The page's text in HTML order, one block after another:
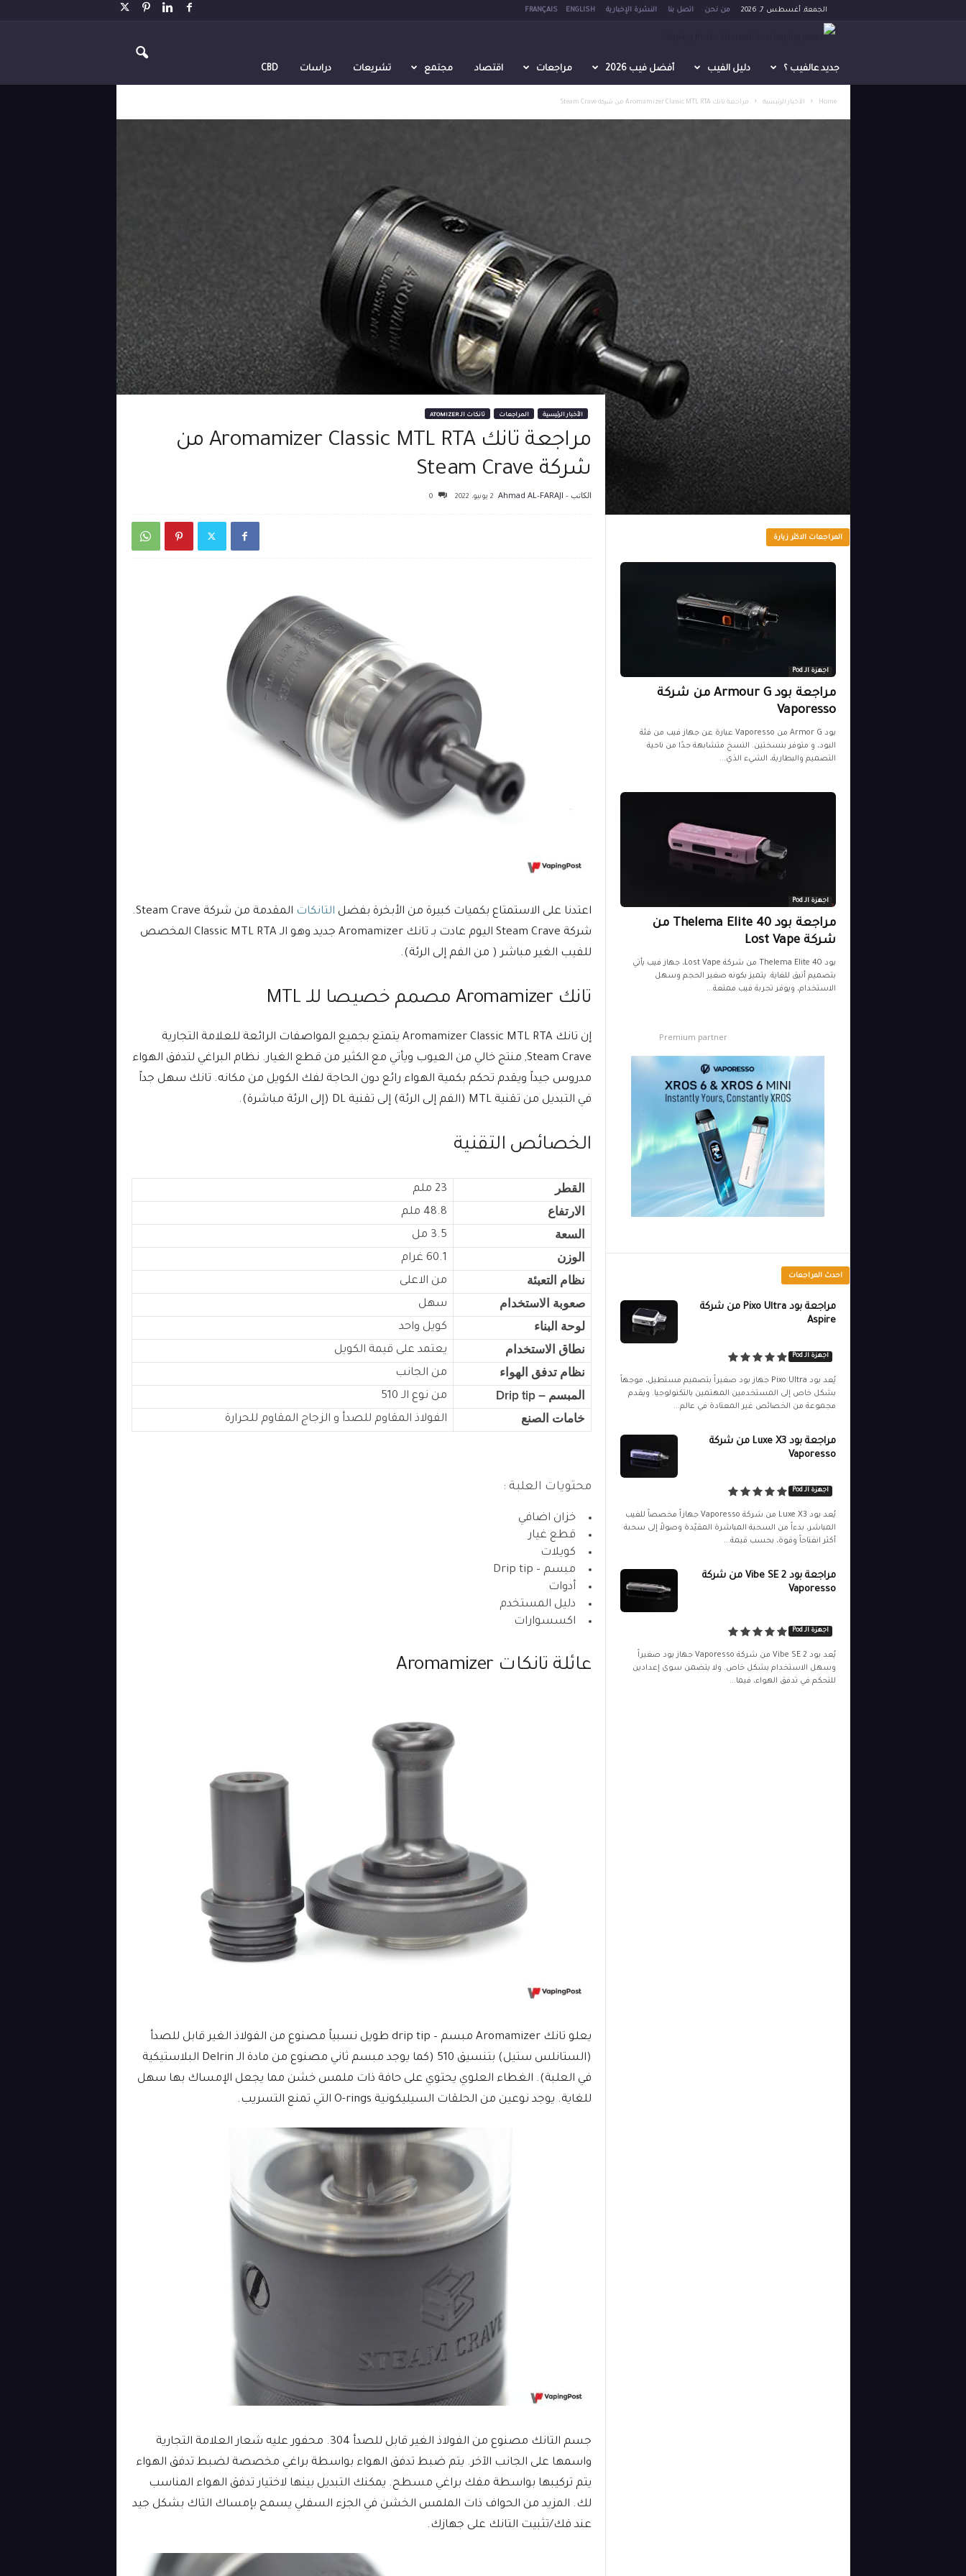
الجمعة, أغسطس 7, 2026 من نحن اتصل بنا النشرة الإخبارية ENGLISH
FRANÇAIS
a
p
t
CBD دراسات تشريعات مجتمع اقتصاد مراجعات أفضل فيب 2026 دليل الفيب جديد عالفيب ؟
Home الأخبار الرئيسية مراجعة تانك Aromamizer Classic MTL RTA من شركة Steam Crave
الأخبار الرئيسية المراجعات تانكات الـ ATOMIZER
مراجعة تانك Aromamizer Classic MTL RTA من
شركة Steam Crave
الكاتب - Ahmad AL-FARAJI 2 يونيو، 2022 0
اعتدنا على الاستمتاع بكميات كبيرة من الأبخرة بفضل التانكات
المقدمة من شركة Steam Crave.
شركة Steam Crave اليوم عادت بـ تانك Aromamizer جديد وهو الـ Classic MTL RTA المخصص
للفيب الغير مباشر ( من الفم إلى الرئة).
تانك Aromamizer مصمم خصيصا للـ MTL
إن تانك Aromamizer Classic MTL RTA يتمتع بجميع المواصفات الرائعة للعلامة التجارية
Steam Crave, منتج خالي من العيوب ويأتي مع الكثير من قطع الغيار. نظام البراغي لتدفق الهواء
مدروس جيداً ويقدم تحكم بكمية الهواء رائع دون الحاجة لفك الكويل من مكانه. تانك سهل جداً
في التبديل من تقنية MTL (الفم إلى الرئة) إلى تقنية DL (إلى الرئة مباشرة).
الخصائص التقنية
القطر 23 ملم
الارتفاع 48.8 ملم
السعة 3.5 مل
الوزن 60.1 غرام
نظام التعبئة من الاعلى
صعوبة الاستخدام سهل
لوحة البناء كويل واحد
نطاق الاستخدام يعتمد على قيمة الكويل
نظام تدفق الهواء من الجانب
المبسم – Drip tip من نوع الـ 510
خامات الصنع الفولاذ المقاوم للصدأ و الزجاج المقاوم للحرارة
محتويات العلبة :
خزان اضافي
قطع غيار
كويلات
مبسم – Drip tip
أدوات
دليل المستخدم
اكسسوارات
عائلة تانكات Aromamizer
يعلو تانك Aromamizer مبسم – drip tip طويل نسبياً مصنوع من الفولاذ الغير قابل للصدأ
(الستانلس ستيل) بتنسيق 510 (كما يوجد مبسم ثاني مصنوع من مادة الـ Delrin البلاستيكية
في العلبة). الغطاء العلوي يحتوي على حافة ذات ملمس خشن مما يجعل الإمساك بها سهل
للغاية. يوجد نوعين من الحلقات السيليكونية O-rings التي تمنع التسريب .
جسم التانك مصنوع من الفولاذ الغير قابل للصدأ 304. محفور عليه شعار العلامة التجارية
واسمها على الجانب الآخر. يتم ضبط تدفق الهواء بواسطة براغي مخصصة لضبط تدفق الهواء
يتم تركيبها بواسطة مفك براغي مسطح. يمكنك التبديل بينها لاختيار تدفق الهواء المناسب
لك. المزيد من الحواف ذات الملمس الخشن في الجزء السفلي يسمح بإمساك التاك بشكل جيد
عند فك/تثبيت التانك على جهازك.
المراجعات الاكثر زيارة
اجهزة الـ Pod
مراجعة بود Armour G من شركة
Vaporesso
بود Armor G من Vaporesso عبارة عن جهاز فيب من فئة
البود، و متوفر بنسختين. النسخ متشابهة جدًا من ناحية
التصميم والبطارية، الشيء الذي...
اجهزة الـ Pod
مراجعة بود Thelema Elite 40 من
شركة Lost Vape
بود Thelema Elite 40 من شركة Lost Vape، جهاز فيب يأتي
بتصميم أنيق للغاية. يتميز بكونه صغير الحجم وسهل
الاستخدام، ويوفر تجربة فيب ممتعة...
Premium partner
احدث المراجعات
مراجعة بود Pixo Ultra من شركة
Aspire
اجهزة الـ Pod
يُعد بود Pixo Ultra جهاز بود صغيراً بتصميم مستطيل، موجهاً
بشكل خاص إلى المستخدمين المهتمين بالتكنولوجيا. ويقدم
مجموعة من الخصائص غير المعتادة في عالم...
مراجعة بود Luxe X3 من شركة
Vaporesso
اجهزة الـ Pod
يُعد بود Luxe X3 من شركة Vaporesso جهازاً مخصصاً للفيب
المباشر، بدءاً من السحبة المباشرة المقيّدة وصولاً إلى سحبة
أكثر انفتاحاً وقوة، بحسب قيمة...
مراجعة بود Vibe SE 2 من شركة
Vaporesso
اجهزة الـ Pod
يُعد بود Vibe SE 2 من شركة Vaporesso جهاز بود صغيراً
وسهل الاستخدام بشكل خاص. ولا يتضمن سوى إعدادين
للتحكم في تدفق الهواء، فيما...